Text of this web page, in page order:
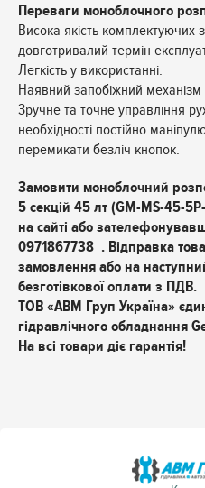
Переваги моноблочного
Висока якість комплектуючих
довготривалий термін
Легкість у використанні.
Наявний запобіжний
Зручне та точне управління
необхідності постійно
перемикати безліч кнопок.
Замовити моноблочний
5 секцій 45 лт (GM-MS-45-
на сайті або
0971867738 . Відправка
замовлення або на
безготівкової оплати з ПДВ.
ТОВ «АВМ Груп Україна»
гідравлічного обладнання
На всі товари діє гарантія!